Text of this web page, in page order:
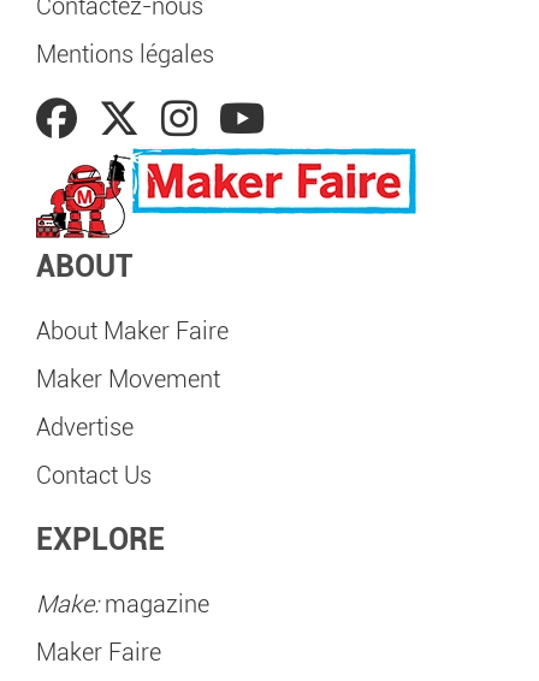
Contactez-nous
Mentions légales
ABOUT
About Maker Faire
Maker Movement
Advertise
Contact Us
EXPLORE
Make:magazine
Maker Faire